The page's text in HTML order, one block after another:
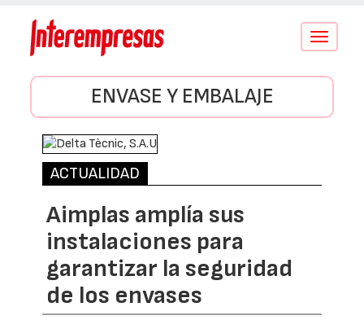
Conmutar
ENVASE Y EMBALAJE
ACTUALIDAD
Aimplas amplía sus
instalaciones para
garantizar la seguridad
de los envases